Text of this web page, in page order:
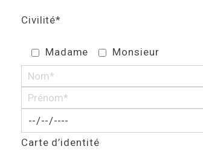
Civilité*
Madame Monsieur
Carte d’identité